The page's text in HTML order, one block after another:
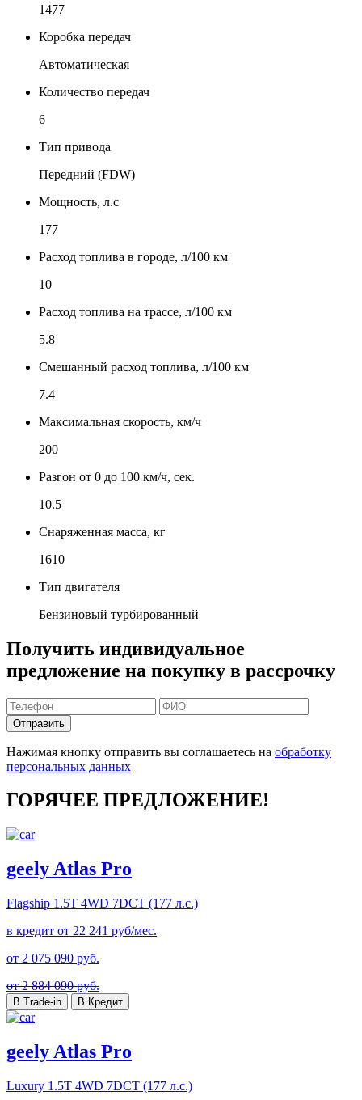
1477
Коробка передач
Автоматическая
Количество передач
6
Тип привода
Передний (FDW)
Мощность, л.с
177
Расход топлива в городе, л/100 км
10
Расход топлива на трассе, л/100 км
5.8
Смешанный расход топлива, л/100 км
7.4
Максимальная скорость, км/ч
200
Разгон от 0 до 100 км/ч, сек.
10.5
Снаряженная масса, кг
1610
Тип двигателя
Бензиновый турбированный
Получить индивидуальное
предложение на покупку в рассрочку
Отправить
Нажимая кнопку отправить вы соглашаетесь на обработку
персональных данных
ГОРЯЧЕЕ ПРЕДЛОЖЕНИЕ!
geely Atlas Pro
Flagship 1.5T 4WD 7DCT (177 л.с.)
в кредит от 22 241 руб/мес.
от 2 075 090 руб.
от 2 884 090 руб.
В Trade-in В Кредит
geely Atlas Pro
Luxury 1.5T 4WD 7DCT (177 л.с.)